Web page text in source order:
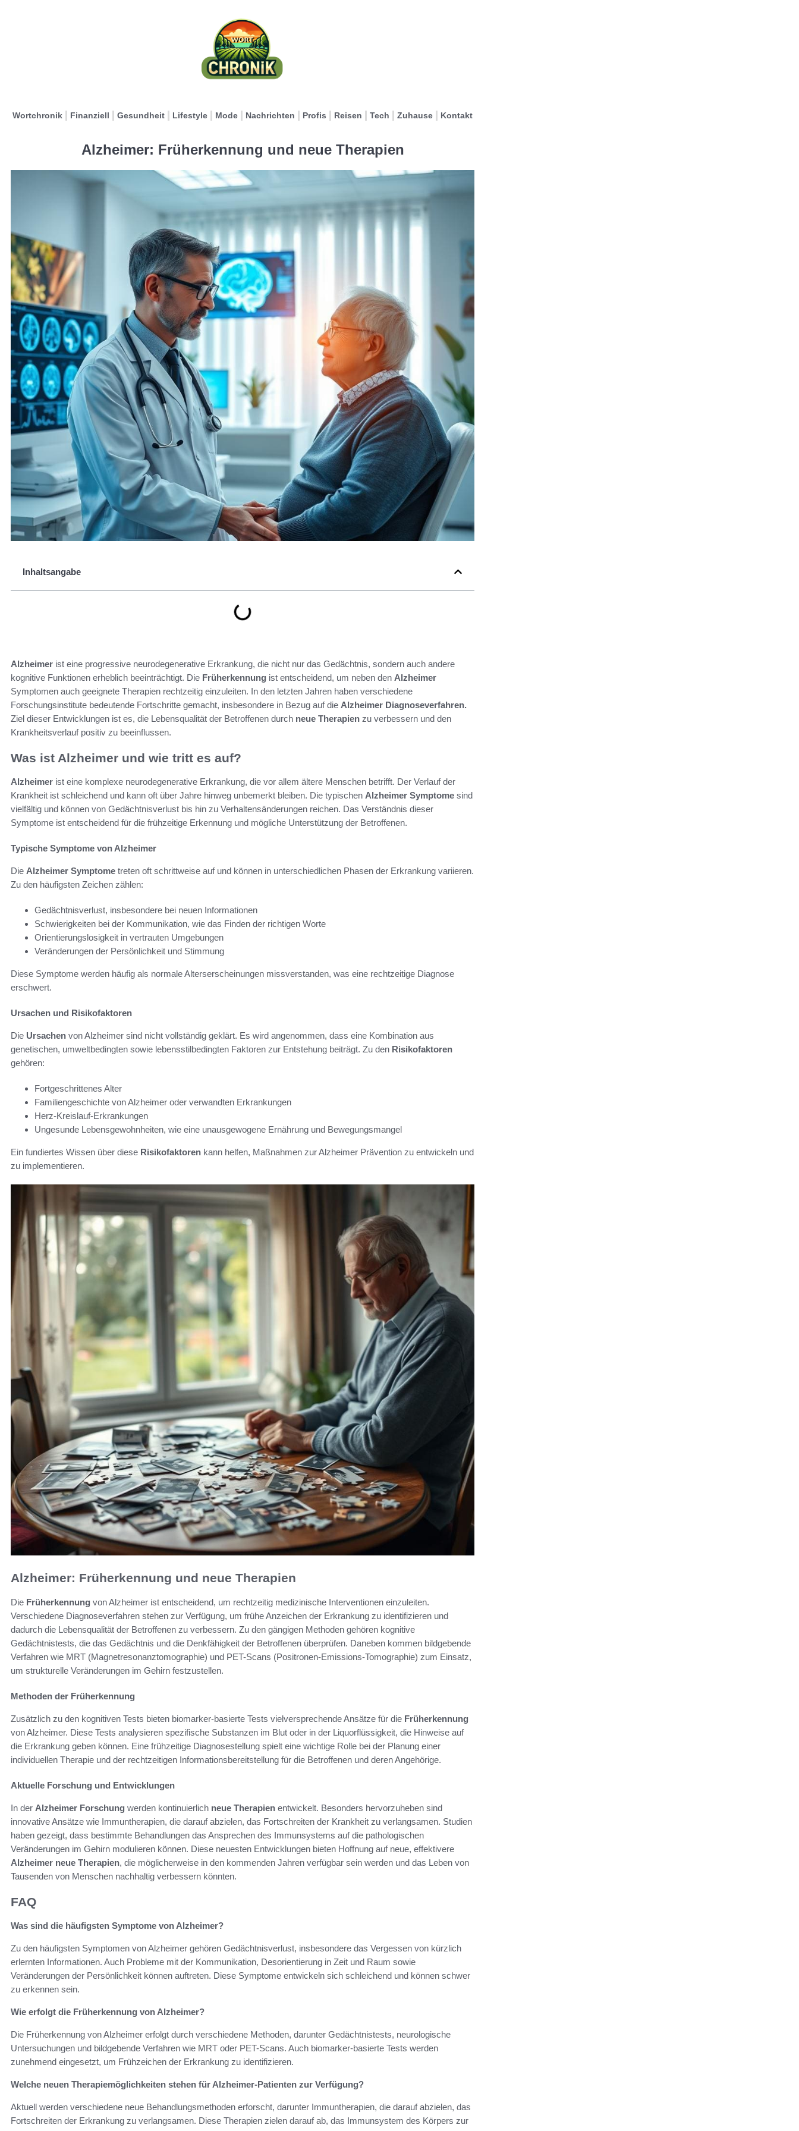
Wortchronik Finanziell Gesundheit Lifestyle Mode Nachrichten Profis Reisen Tech Zuhause Kontakt
Alzheimer: Früherkennung und neue Therapien
Inhaltsangabe
Alzheimer ist eine progressive neurodegenerative Erkrankung, die nicht nur das Gedächtnis, sondern auch andere
kognitive Funktionen erheblich beeinträchtigt. Die Früherkennung ist entscheidend, um neben den Alzheimer
Symptomen auch geeignete Therapien rechtzeitig einzuleiten. In den letzten Jahren haben verschiedene
Forschungsinstitute bedeutende Fortschritte gemacht, insbesondere in Bezug auf die Alzheimer Diagnoseverfahren.
Ziel dieser Entwicklungen ist es, die Lebensqualität der Betroffenen durch neue Therapien zu verbessern und den
Krankheitsverlauf positiv zu beeinflussen.
Was ist Alzheimer und wie tritt es auf?
Alzheimer ist eine komplexe neurodegenerative Erkrankung, die vor allem ältere Menschen betrifft. Der Verlauf der
Krankheit ist schleichend und kann oft über Jahre hinweg unbemerkt bleiben. Die typischen Alzheimer Symptome sind
vielfältig und können von Gedächtnisverlust bis hin zu Verhaltensänderungen reichen. Das Verständnis dieser
Symptome ist entscheidend für die frühzeitige Erkennung und mögliche Unterstützung der Betroffenen.
Typische Symptome von Alzheimer
Die Alzheimer Symptome treten oft schrittweise auf und können in unterschiedlichen Phasen der Erkrankung variieren.
Zu den häufigsten Zeichen zählen:
Gedächtnisverlust, insbesondere bei neuen Informationen
Schwierigkeiten bei der Kommunikation, wie das Finden der richtigen Worte
Orientierungslosigkeit in vertrauten Umgebungen
Veränderungen der Persönlichkeit und Stimmung
Diese Symptome werden häufig als normale Alterserscheinungen missverstanden, was eine rechtzeitige Diagnose
erschwert.
Ursachen und Risikofaktoren
Die Ursachen von Alzheimer sind nicht vollständig geklärt. Es wird angenommen, dass eine Kombination aus
genetischen, umweltbedingten sowie lebensstilbedingten Faktoren zur Entstehung beiträgt. Zu den Risikofaktoren
gehören:
Fortgeschrittenes Alter
Familiengeschichte von Alzheimer oder verwandten Erkrankungen
Herz-Kreislauf-Erkrankungen
Ungesunde Lebensgewohnheiten, wie eine unausgewogene Ernährung und Bewegungsmangel
Ein fundiertes Wissen über diese Risikofaktoren kann helfen, Maßnahmen zur Alzheimer Prävention zu entwickeln und
zu implementieren.
Alzheimer: Früherkennung und neue Therapien
Die Früherkennung von Alzheimer ist entscheidend, um rechtzeitig medizinische Interventionen einzuleiten.
Verschiedene Diagnoseverfahren stehen zur Verfügung, um frühe Anzeichen der Erkrankung zu identifizieren und
dadurch die Lebensqualität der Betroffenen zu verbessern. Zu den gängigen Methoden gehören kognitive
Gedächtnistests, die das Gedächtnis und die Denkfähigkeit der Betroffenen überprüfen. Daneben kommen bildgebende
Verfahren wie MRT (Magnetresonanztomographie) und PET-Scans (Positronen-Emissions-Tomographie) zum Einsatz,
um strukturelle Veränderungen im Gehirn festzustellen.
Methoden der Früherkennung
Zusätzlich zu den kognitiven Tests bieten biomarker-basierte Tests vielversprechende Ansätze für die Früherkennung
von Alzheimer. Diese Tests analysieren spezifische Substanzen im Blut oder in der Liquorflüssigkeit, die Hinweise auf
die Erkrankung geben können. Eine frühzeitige Diagnosestellung spielt eine wichtige Rolle bei der Planung einer
individuellen Therapie und der rechtzeitigen Informationsbereitstellung für die Betroffenen und deren Angehörige.
Aktuelle Forschung und Entwicklungen
In der Alzheimer Forschung werden kontinuierlich neue Therapien entwickelt. Besonders hervorzuheben sind
innovative Ansätze wie Immuntherapien, die darauf abzielen, das Fortschreiten der Krankheit zu verlangsamen. Studien
haben gezeigt, dass bestimmte Behandlungen das Ansprechen des Immunsystems auf die pathologischen
Veränderungen im Gehirn modulieren können. Diese neuesten Entwicklungen bieten Hoffnung auf neue, effektivere
Alzheimer neue Therapien, die möglicherweise in den kommenden Jahren verfügbar sein werden und das Leben von
Tausenden von Menschen nachhaltig verbessern könnten.
FAQ
Was sind die häufigsten Symptome von Alzheimer?
Zu den häufigsten Symptomen von Alzheimer gehören Gedächtnisverlust, insbesondere das Vergessen von kürzlich
erlernten Informationen. Auch Probleme mit der Kommunikation, Desorientierung in Zeit und Raum sowie
Veränderungen der Persönlichkeit können auftreten. Diese Symptome entwickeln sich schleichend und können schwer
zu erkennen sein.
Wie erfolgt die Früherkennung von Alzheimer?
Die Früherkennung von Alzheimer erfolgt durch verschiedene Methoden, darunter Gedächtnistests, neurologische
Untersuchungen und bildgebende Verfahren wie MRT oder PET-Scans. Auch biomarker-basierte Tests werden
zunehmend eingesetzt, um Frühzeichen der Erkrankung zu identifizieren.
Welche neuen Therapiemöglichkeiten stehen für Alzheimer-Patienten zur Verfügung?
Aktuell werden verschiedene neue Behandlungsmethoden erforscht, darunter Immuntherapien, die darauf abzielen, das
Fortschreiten der Erkrankung zu verlangsamen. Diese Therapien zielen darauf ab, das Immunsystem des Körpers zur